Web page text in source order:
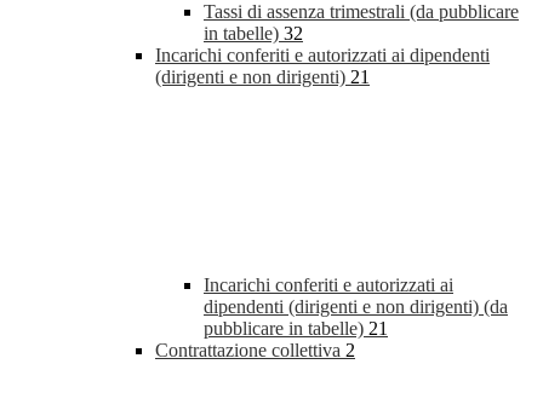
Tassi di assenza trimestrali (da pubblicare
in tabelle) 32
Incarichi conferiti e autorizzati ai dipendenti
(dirigenti e non dirigenti) 21
Incarichi conferiti e autorizzati ai
dipendenti (dirigenti e non dirigenti) (da
pubblicare in tabelle) 21
Contrattazione collettiva 2